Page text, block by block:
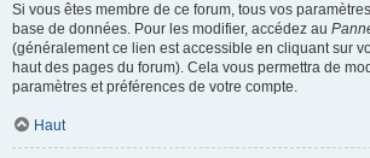
Si vous êtes membre de ce forum, tous vos
base de données. Pour les modifier, accédez au
(généralement ce lien est accessible en cliquant sur
haut des pages du forum). Cela vous permettra de
paramètres et préférences de votre compte.
Haut